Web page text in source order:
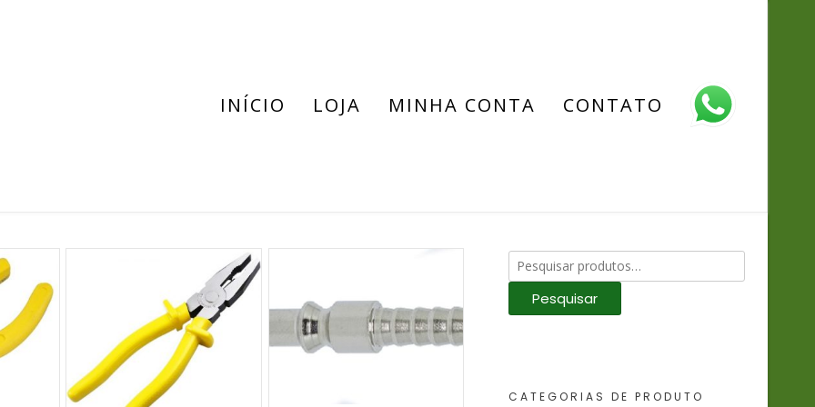
INÍCIO LOJA MINHA CONTA CONTATO
Pesquisar
por:
Pesquisar
CATEGORIAS DE PRODUTO